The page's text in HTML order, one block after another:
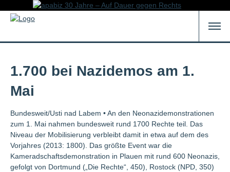
1.700 bei Nazidemos am 1.
Mai
Bundesweit/Usti nad Labem • An den Neonazidemonstrationen
zum 1. Mai nahmen bundesweit rund 1700 Rechte teil. Das
Niveau der Mobilisierung verbleibt damit in etwa auf dem des
Vorjahres (2013: 1800). Das größte Event war die
Kameradschaftsdemonstration in Plauen mit rund 600 Neonazis,
gefolgt von Dortmund („Die Rechte“, 450), Rostock (NPD, 350)